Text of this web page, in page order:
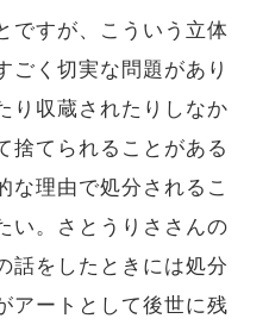
ですが、こういう立体
ごく切実な問題があり
り収蔵されたりしなか
捨てられることがある
な理由で処分されるこ
い。さとうりささんの
話をしたときには処分
アートとして後世に残